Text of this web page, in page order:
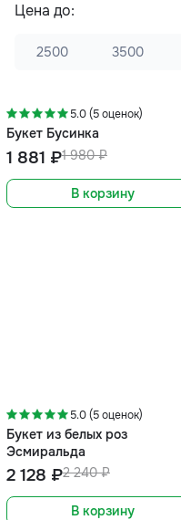
Цена до:
2500 3500
5.0 (5 оценок)
Букет Бусинка
1 980 ₽
1 881 ₽
В корзину
5.0 (5 оценок)
Букет из белых роз
Эсмиральда
2 240 ₽
2 128 ₽
В корзину